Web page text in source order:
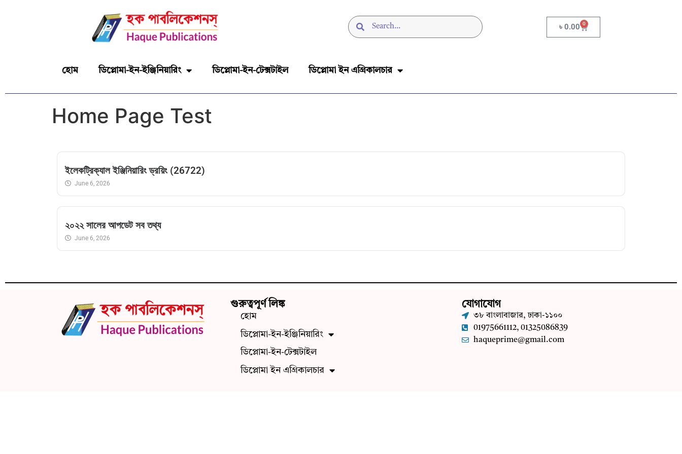
৳ 0.00 0
হোম ডিপ্লোমা-ইন-ইঞ্জিনিয়ারিং ডিপ্লোমা-ইন-টেক্সটাইল ডিপ্লোমা ইন এগ্রিকালচার
Home Page Test
ইলেকট্রিক্যাল ইঞ্জিনিয়ারিং ড্রয়িং (26722)
June 6, 2026
২০২২ সালের আপডেট সব তথ্য
June 6, 2026
গুরুত্বপূর্ণ লিঙ্ক
হোম
ডিপ্লোমা-ইন-ইঞ্জিনিয়ারিং
ডিপ্লোমা-ইন-টেক্সটাইল
ডিপ্লোমা ইন এগ্রিকালচার
যোগাযোগ
৩৮ বাংলাবাজার, ঢাকা-১১০০
01975661112, 01325086839
haqueprime@gmail.com